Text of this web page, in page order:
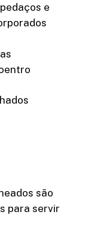
e
são
para servir